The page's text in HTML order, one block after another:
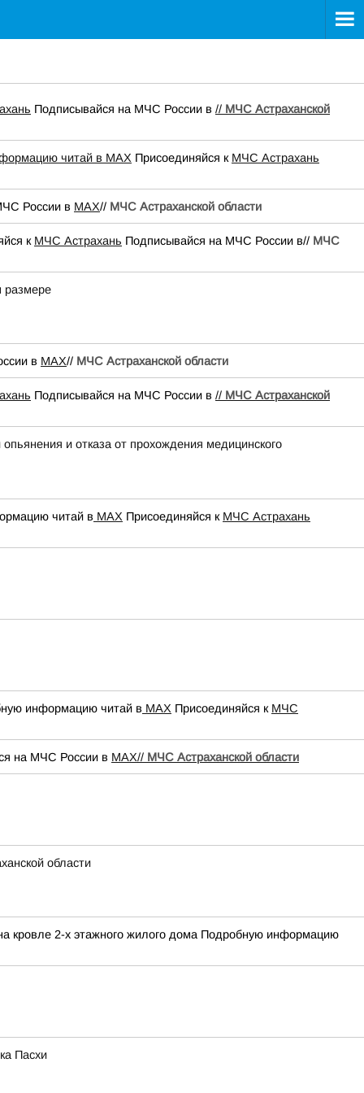
Подписывайся на МЧС России в // МЧС Астраханской
читай в МАХ Присоединяйся к МЧС Астрахань
России в MAX// МЧС Астраханской области
к МЧС Астрахань Подписывайся на МЧС России в// МЧС
размере
в MAX// МЧС Астраханской области
Подписывайся на МЧС России в // МЧС Астраханской
и отказа от прохождения медицинского
читай в МАХ Присоединяйся к МЧС Астрахань
информацию читай в МАХ Присоединяйся к МЧС
на МЧС России в MAX// МЧС Астраханской области
области
кровле 2-х этажного жилого дома Подробную информацию
Пасхи